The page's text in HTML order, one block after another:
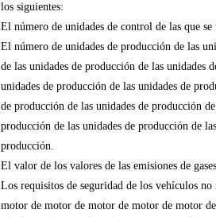
los siguientes:
El número de unidades de control de las que
El número de unidades de producción de las
de las unidades de producción de las unidades
unidades de producción de las unidades de
de producción de las unidades de producción
producción de las unidades de producción de
producción.
El valor de los valores de las emisiones de
Los requisitos de seguridad de los vehículos
motor de motor de motor de motor de motor